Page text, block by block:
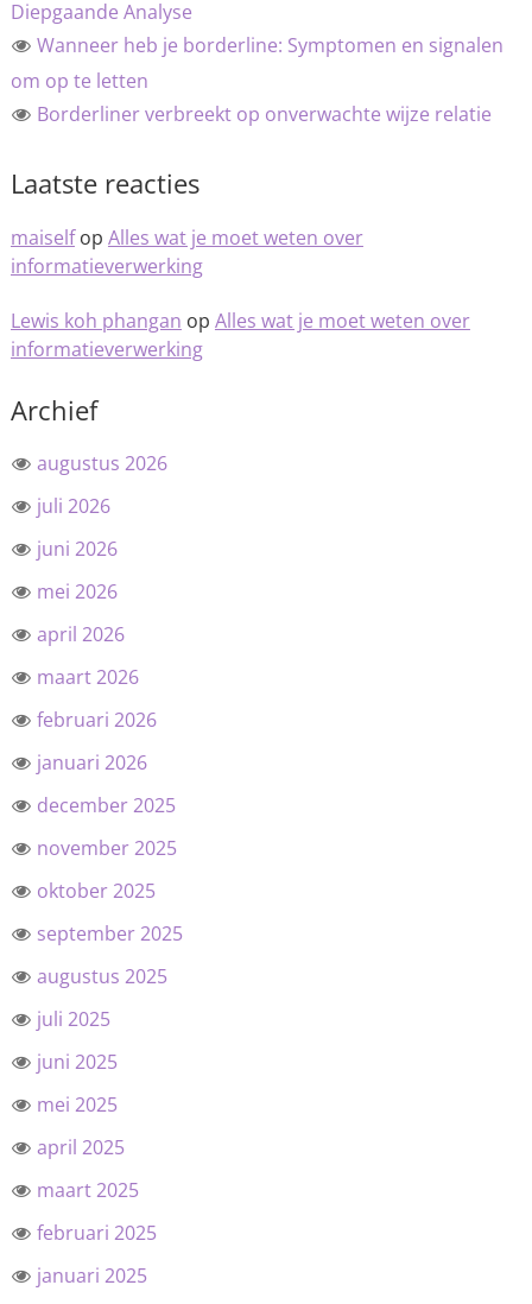
Diepgaande Analyse
Wanneer heb je borderline: Symptomen en signalen
om op te letten
Borderliner verbreekt op onverwachte wijze relatie
Laatste reacties
maiselfop Alles wat je moet weten over
informatieverwerking
Lewis koh phangan op Alles wat je moet weten over
informatieverwerking
Archief
augustus 2026
juli 2026
juni 2026
mei 2026
april 2026
maart 2026
februari 2026
januari 2026
december 2025
november 2025
oktober 2025
september 2025
augustus 2025
juli 2025
juni 2025
mei 2025
april 2025
maart 2025
februari 2025
januari 2025